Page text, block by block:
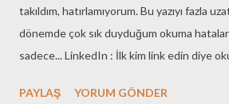
takıldım, hatırlamıyorum. Bu yazıyı fazla
dönemde çok sık duyduğum okuma
sadece... LinkedIn : İlk kim link edin diye
acaba? Doğrusu Linkt-in diye okunmalı.
PAYLAŞ
YORUM GÖNDER